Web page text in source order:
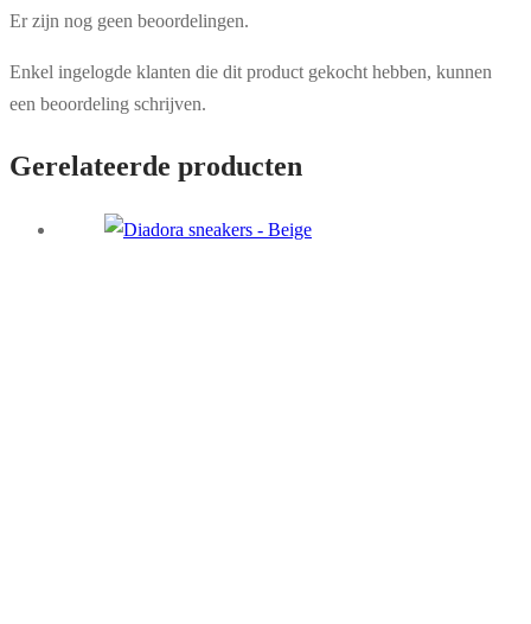
Er zijn nog geen beoordelingen.
Enkel ingelogde klanten die dit product gekocht hebben, kunnen
een beoordeling schrijven.
Gerelateerde producten